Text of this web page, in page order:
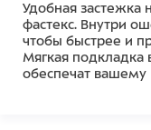
Удобная застежка
фастекс. Внутри
чтобы быстрее и
Мягкая подкладка
обеспечат